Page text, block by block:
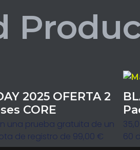
2025 OFERTA 2
CORE
una prueba gratuita de un
de registro de 99,00 €
60